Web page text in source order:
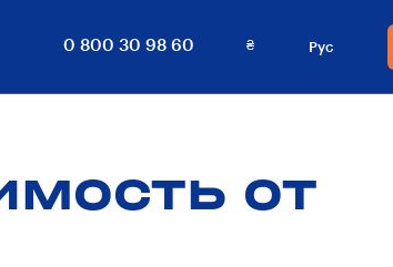
0 800 30 98 60 ₴
Валюта на сайте
Рус
Язык сайта
от